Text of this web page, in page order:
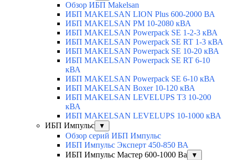
Обзор ИБП Makelsan
ИБП MAKELSAN LION Plus 600-2000 ВА
ИБП MAKELSAN PM 10-2080 кВА
ИБП MAKELSAN Powerpack SE 1-2-3 кВА
ИБП MAKELSAN Powerpack SE RT 1-3 кВА
ИБП MAKELSAN Powerpack SE 10-20 кВА
ИБП MAKELSAN Powerpack SE RT 6-10
кВА
ИБП MAKELSAN Powerpack SE 6-10 кВА
ИБП MAKELSAN Boxer 10-120 кВА
ИБП MAKELSAN LEVELUPS T3 10-200
кВА
ИБП MAKELSAN LEVELUPS 10-1000 кВА
ИБП Импульс
▼
Обзор серий ИБП Импульс
ИБП Импульс Эксперт 450-850 ВА
ИБП Импульс Мастер 600-1000 Ва
▼